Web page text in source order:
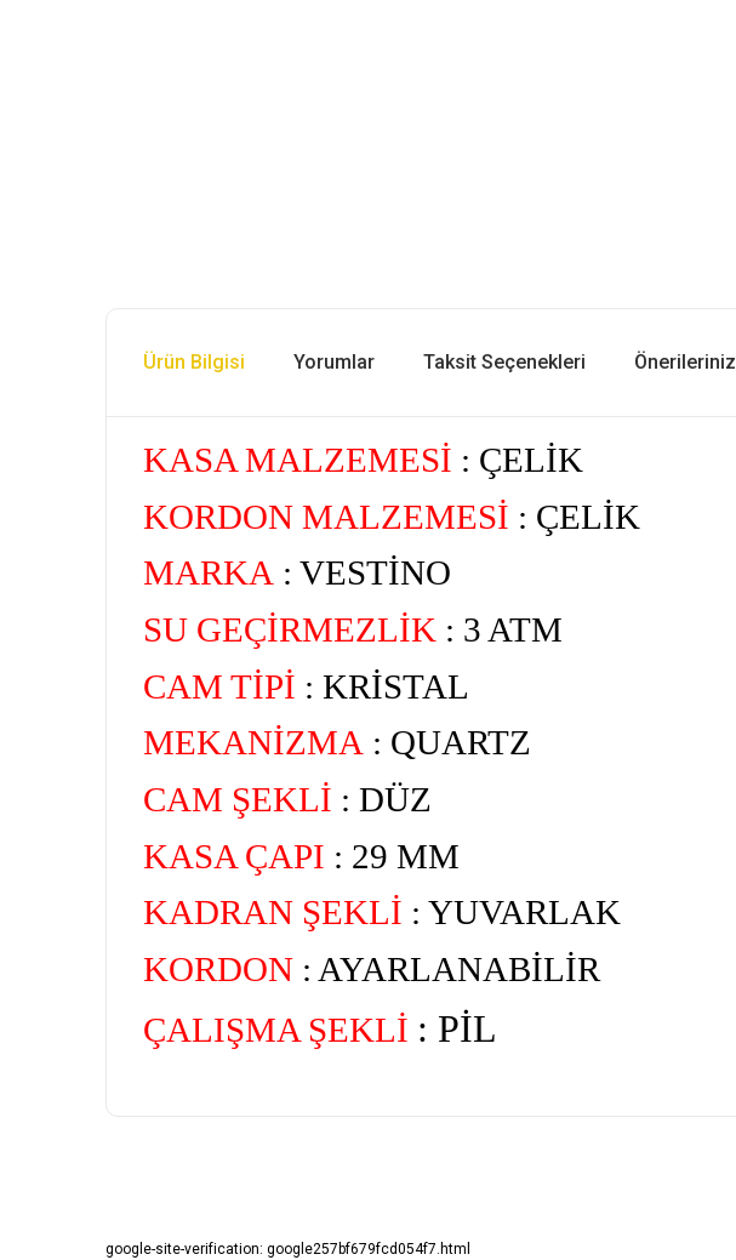
Ürün Bilgisi Yorumlar Taksit Seçenekleri Önerileriniz
KASA MALZEMESİ : ÇELİK
KORDON MALZEMESİ : ÇELİK
MARKA : VESTİNO
SU GEÇİRMEZLİK : 3 ATM
CAM TİPİ : KRİSTAL
MEKANİZMA : QUARTZ
CAM ŞEKLİ : DÜZ
KASA ÇAPI : 29 MM
KADRAN ŞEKLİ : YUVARLAK
KORDON : AYARLANABİLİR
ÇALIŞMA ŞEKLİ : PİL
google-site-verification: google257bf679fcd054f7.html